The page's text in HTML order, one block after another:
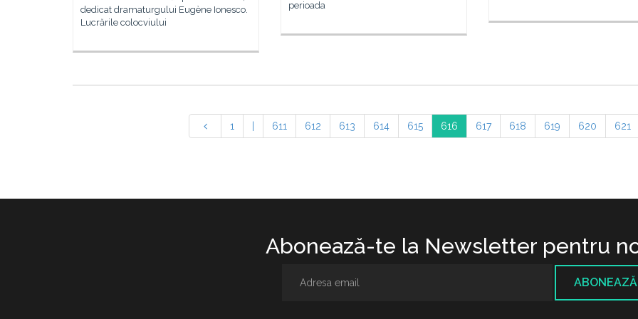
perioada
dedicat dramaturgului Eugène Ionesco.
Lucrările colocviului
1 611 612 613 614 615 616 617 618 619 620 621
Abonează-te la Newsletter pentru